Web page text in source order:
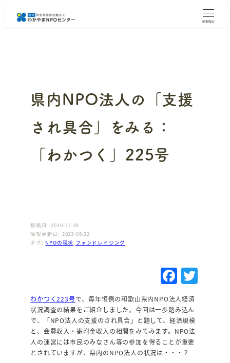
MENU
県内NPO法人の「支援
され具合」をみる：
「わかつく」225号
投稿日: 2019-11-28
情報更新日: 2023-05-22
タグ: NPOの現状 ファンドレイジング
F
a
c
e
b
o
T
わかつく223号で、毎年恒例の和歌山県内NPO法人経済
状況調査の結果をご紹介しました。今回は一歩踏み込ん
で、「NPO法人の支援のされ具合」と題して、経済規模
と、会費収入・寄附金収入の相関をみてみます。NPO法
人の運営には市民のみなさん等の参加を得ることが重要
とされていますが、県内のNPO法人の状況は・・・？